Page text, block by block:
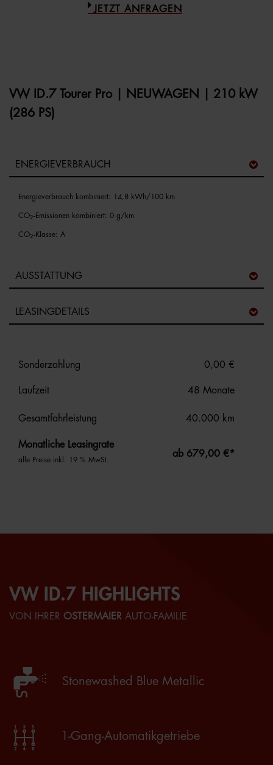
JETZT ANFRAGEN
VW ID.7 Tourer Pro | NEUWAGEN | 210 kW
(286 PS)
ENERGIEVERBRAUCH
Energieverbrauch kombiniert: 14,8 kWh/100 km
CO2-Emissionen kombiniert: 0 g/km
CO2-Klasse: A
AUSSTATTUNG
LEASINGDETAILS
Sonderzahlung 0,00 €
Laufzeit 48 Monate
Gesamtfahrleistung 40.000 km
Monatliche Leasingrate
alle Preise inkl. 19 % MwSt.
ab 679,00 €*
VW ID.7 HIGHLIGHTS
VON IHRER OSTERMAIER AUTO-FAMILIE
Stonewashed Blue Metallic
1-Gang-Automatikgetriebe